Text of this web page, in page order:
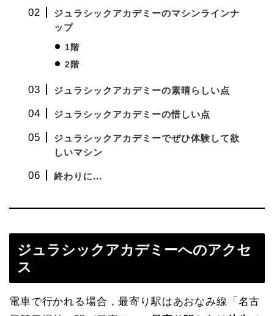
ジュラシックアカデミーのマシンラインナ
ップ
1階
2階
ジュラシックアカデミーの素晴らしい点
ジュラシックアカデミーの惜しい点
ジュラシックアカデミーでぜひ体験して欲
しいマシン
終わりに...
ジュラシックアカデミーへのアクセ
ス
電車で行かれる場合，最寄り駅はあおなみ線「名古